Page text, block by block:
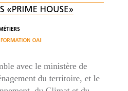
«PRIME HOUSE»
OAI
avec le ministère de
du territoire, et le